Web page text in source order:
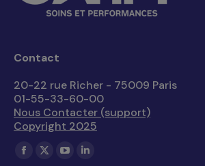
Contact
20-22 rue Richer - 75009 Paris
01-55-33-60-00
Nous Contacter (support)
Copyright 2025
Trouvez nous sur :
La
La
La
La